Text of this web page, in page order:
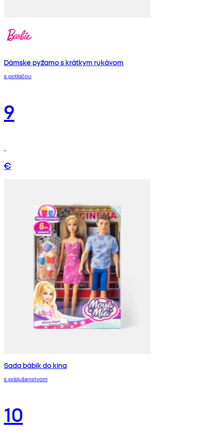
Dámske pyžamo s krátkym rukávom
s potlačou
9
€
Sada bábik do kina
s príslušenstvom
10